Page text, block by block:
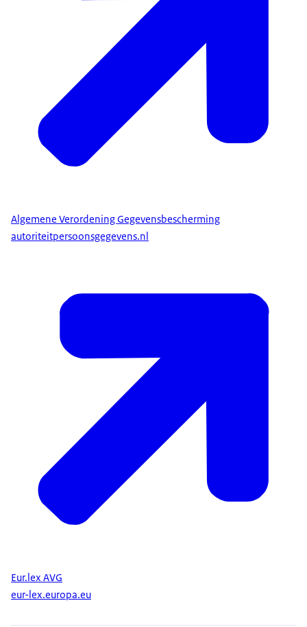
Algemene Verordening Gegevensbescherming
autoriteitpersoonsgegevens.nl
Eur.lex AVG
eur-lex.europa.eu